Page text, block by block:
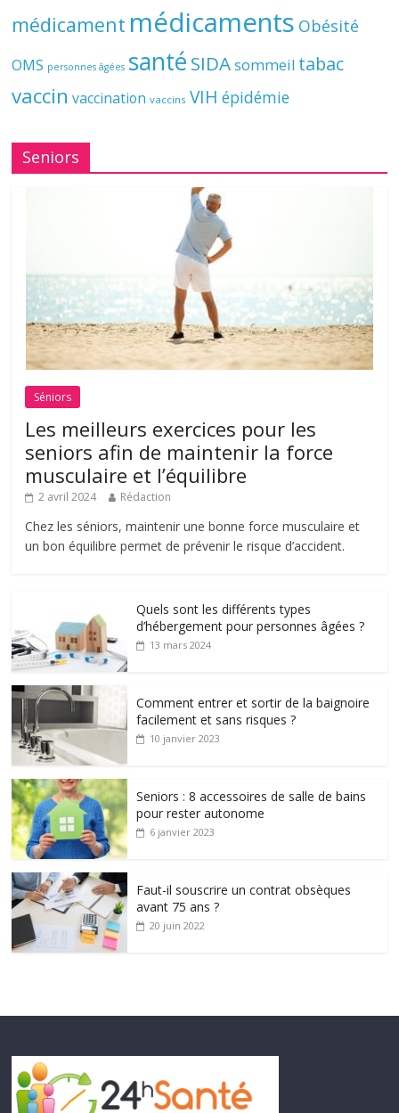
médicament médicaments Obésité
OMS personnes âgées santé SIDAsommeil tabac
vaccin vaccination vaccins VIH épidémie
Seniors
Séniors
Les meilleurs exercices pour les
seniors afin de maintenir la force
musculaire et l’équilibre
2 avril 2024 Rédaction
Chez les séniors, maintenir une bonne force musculaire et
un bon équilibre permet de prévenir le risque d’accident.
Quels sont les différents types
d’hébergement pour personnes âgées ?
13 mars 2024
Comment entrer et sortir de la baignoire
facilement et sans risques ?
10 janvier 2023
Seniors : 8 accessoires de salle de bains
pour rester autonome
6 janvier 2023
Faut-il souscrire un contrat obsèques
avant 75 ans ?
20 juin 2022